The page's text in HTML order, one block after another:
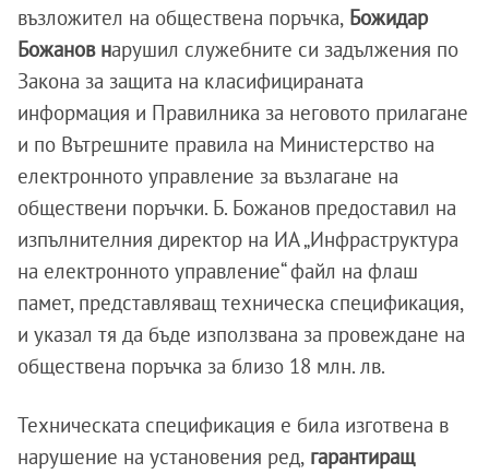
възложител на обществена поръчка, Божидар
Божанов нарушил служебните си задължения по
Закона за защита на класифицираната
информация и Правилника за неговото прилагане
и по Вътрешните правила на Министерство на
електронното управление за възлагане на
обществени поръчки. Б. Божанов предоставил на
изпълнителния директор на ИА „Инфраструктура
на електронното управление“ файл на флаш
памет, представляващ техническа спецификация,
и указал тя да бъде използвана за провеждане на
обществена поръчка за близо 18 млн. лв.
Техническата спецификация е била изготвена в
нарушение на установения ред, гарантиращ